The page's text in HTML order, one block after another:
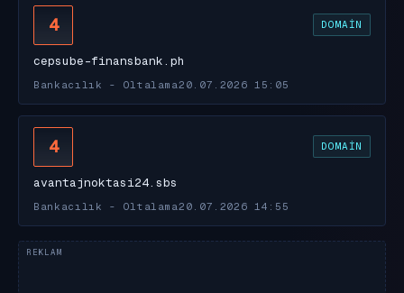
4 DOMAIN
cepsube-finansbank.ph
Bankacılık - Oltalama20.07.2026 15:05
4 DOMAIN
avantajnoktasi24.sbs
Bankacılık - Oltalama20.07.2026 14:55